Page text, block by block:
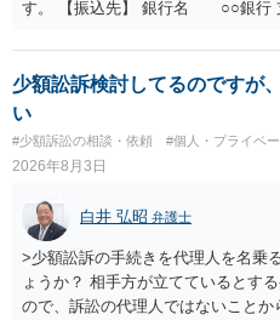
す。 【振込先】 銀行名 ○○銀
されない場合には、貴殿には任意
し、やむを得ず、返還金23万円及
を求める民事訴訟、支払督促その他
いても併せて請求する予定ですの
は、貴殿自らが契約を解約したこ
求めるものにすぎません。貴殿の
の内部事情は、私に対する返還義務
及ぼすものではありません。 これ
せることなく、誠意をもって速や
く求めます。 以上
少額訟訴検討してるのですが
い
#少額訴訟の相談・依頼 #個人・プライベー
2026年8月3日
白井 弘昭 弁護士
>少額訟訴の手続きを代理人を名乗
ょうか？ 相手方が立てているとす
ので、訴訟の代理人ではないこと